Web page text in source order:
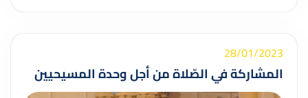
28/01/2023
المشاركة في الصّلاة من أجل وحدة المسيحيين